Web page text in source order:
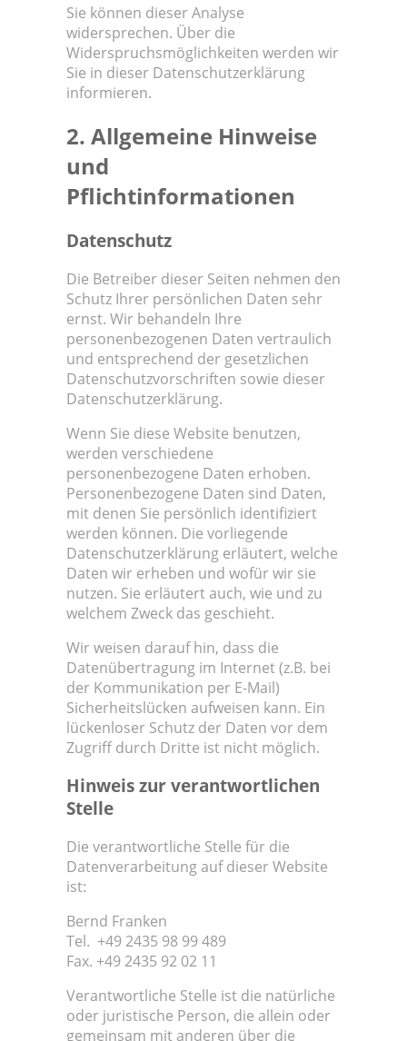
Sie können dieser Analyse
widersprechen. Über die
Widerspruchsmöglichkeiten werden wir
Sie in dieser Datenschutzerklärung
informieren.
2. Allgemeine Hinweise
und
Pflichtinformationen
Datenschutz
Die Betreiber dieser Seiten nehmen den
Schutz Ihrer persönlichen Daten sehr
ernst. Wir behandeln Ihre
personenbezogenen Daten vertraulich
und entsprechend der gesetzlichen
Datenschutzvorschriften sowie dieser
Datenschutzerklärung.
Wenn Sie diese Website benutzen,
werden verschiedene
personenbezogene Daten erhoben.
Personenbezogene Daten sind Daten,
mit denen Sie persönlich identifiziert
werden können. Die vorliegende
Datenschutzerklärung erläutert, welche
Daten wir erheben und wofür wir sie
nutzen. Sie erläutert auch, wie und zu
welchem Zweck das geschieht.
Wir weisen darauf hin, dass die
Datenübertragung im Internet (z.B. bei
der Kommunikation per E-Mail)
Sicherheitslücken aufweisen kann. Ein
lückenloser Schutz der Daten vor dem
Zugriff durch Dritte ist nicht möglich.
Hinweis zur verantwortlichen
Stelle
Die verantwortliche Stelle für die
Datenverarbeitung auf dieser Website
ist:
Bernd Franken
Tel. +49 2435 98 99 489
Fax. +49 2435 92 02 11
Verantwortliche Stelle ist die natürliche
oder juristische Person, die allein oder
gemeinsam mit anderen über die